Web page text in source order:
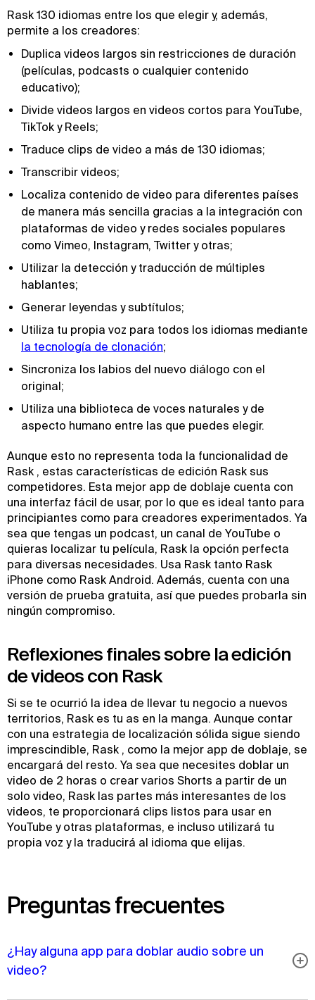
Rask 130 idiomas entre los que elegir y, además,
permite a los creadores:
Duplica videos largos sin restricciones de duración
(películas, podcasts o cualquier contenido
educativo);
Divide videos largos en videos cortos para YouTube,
TikTok y Reels;
Traduce clips de video a más de 130 idiomas;
Transcribir videos;
Localiza contenido de video para diferentes países
de manera más sencilla gracias a la integración con
plataformas de video y redes sociales populares
como Vimeo, Instagram, Twitter y otras;
Utilizar la detección y traducción de múltiples
hablantes;
Generar leyendas y subtítulos;
Utiliza tu propia voz para todos los idiomas mediante
la tecnología de clonación;
Sincroniza los labios del nuevo diálogo con el
original;
Utiliza una biblioteca de voces naturales y de
aspecto humano entre las que puedes elegir.
Aunque esto no representa toda la funcionalidad de
Rask , estas características de edición Rask sus
competidores. Esta mejor app de doblaje cuenta con
una interfaz fácil de usar, por lo que es ideal tanto para
principiantes como para creadores experimentados. Ya
sea que tengas un podcast, un canal de YouTube o
quieras localizar tu película, Rask la opción perfecta
para diversas necesidades. Usa Rask tanto Rask
iPhone como Rask Android. Además, cuenta con una
versión de prueba gratuita, así que puedes probarla sin
ningún compromiso.
Reflexiones finales sobre la edición
de videos con Rask
Si se te ocurrió la idea de llevar tu negocio a nuevos
territorios, Rask es tu as en la manga. Aunque contar
con una estrategia de localización sólida sigue siendo
imprescindible, Rask , como la mejor app de doblaje, se
encargará del resto. Ya sea que necesites doblar un
video de 2 horas o crear varios Shorts a partir de un
solo video, Rask las partes más interesantes de los
videos, te proporcionará clips listos para usar en
YouTube y otras plataformas, e incluso utilizará tu
propia voz y la traducirá al idioma que elijas.
Preguntas frecuentes
¿Hay alguna app para doblar audio sobre un
video?